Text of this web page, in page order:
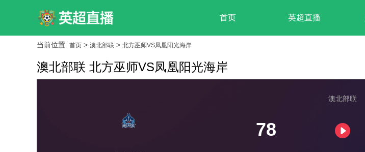
首页 英超直播
当前位置: 首页 > 澳北部联 > 北方巫师VS凤凰阳光海岸
澳北部联 北方巫师VS凤凰阳光海岸
澳北部联
78